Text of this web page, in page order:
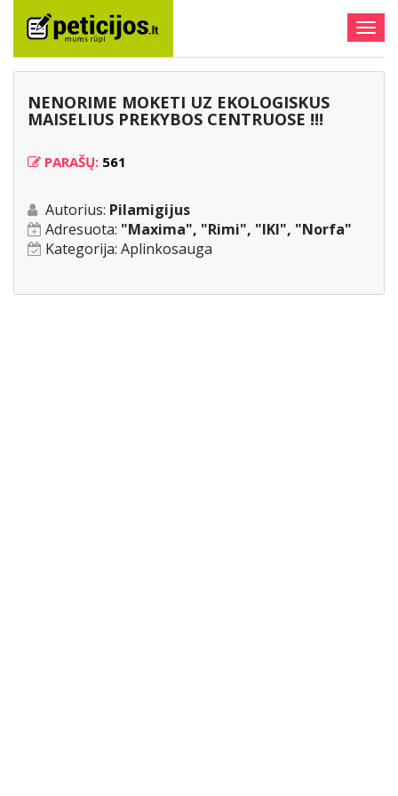
NENORIME MOKETI UZ EKOLOGISKUS
MAISELIUS PREKYBOS CENTRUOSE !!!
PARAŠŲ: 561
Autorius: Pilamigijus
Adresuota: "Maxima", "Rimi", "IKI", "Norfa"
Kategorija: Aplinkosauga